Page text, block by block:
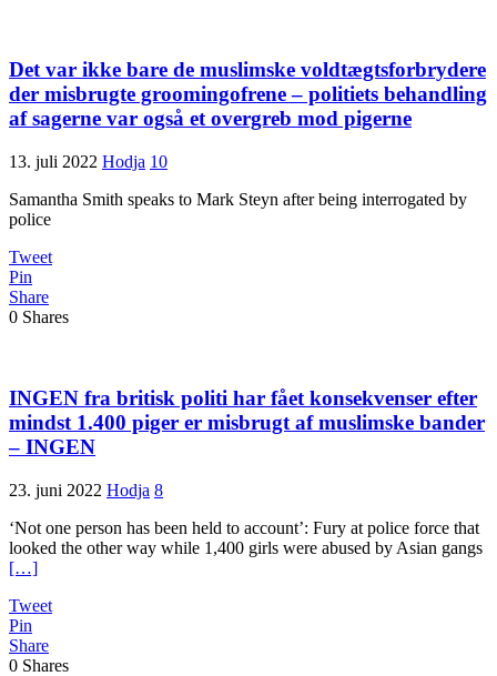
Det var ikke bare de muslimske voldtægtsforbrydere
der misbrugte groomingofrene – politiets behandling
af sagerne var også et overgreb mod pigerne
13. juli 2022 Hodja 10
Samantha Smith speaks to Mark Steyn after being interrogated by
police
Tweet
Pin
Share
0 Shares
INGEN fra britisk politi har fået konsekvenser efter
mindst 1.400 piger er misbrugt af muslimske bander
– INGEN
23. juni 2022 Hodja 8
‘Not one person has been held to account’: Fury at police force that
looked the other way while 1,400 girls were abused by Asian gangs
[…]
Tweet
Pin
Share
0 Shares